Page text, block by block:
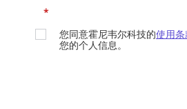
*
您同意霍尼韦尔科技的使用条
您的个人信息。